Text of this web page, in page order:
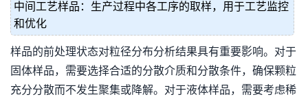
中间工艺样品：生产过程中各工序的取样，用于工艺监控
和优化
样品的前处理状态对粒径分布分析结果具有重要影响。对于
固体样品，需要选择合适的分散介质和分散条件，确保颗粒
充分分散而不发生聚集或降解。对于液体样品，需要考虑稀